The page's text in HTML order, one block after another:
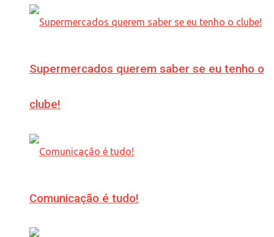
Supermercados querem saber se eu tenho o
clube!
Comunicação é tudo!